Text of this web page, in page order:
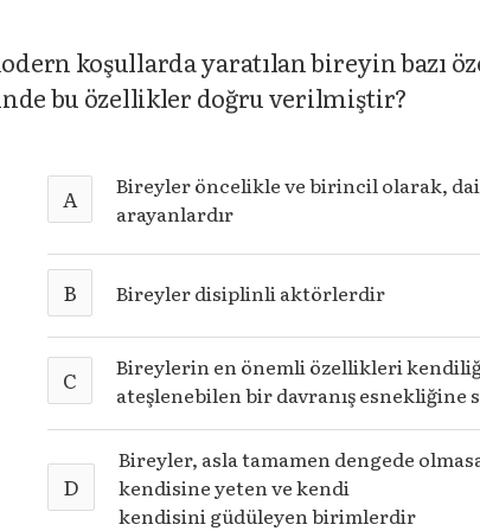
koşullarda yaratılan bireyin bazı
bu özellikler doğru verilmiştir?
A
Bireyler öncelikle ve birincil olarak,
arayanlardır
B Bireyler disiplinli aktörlerdir
C
Bireylerin en önemli özellikleri
ateşlenebilen bir davranış esnekliğine
D
Bireyler, asla tamamen dengede
kendisine yeten ve kendi
kendisini güdüleyen birimlerdir